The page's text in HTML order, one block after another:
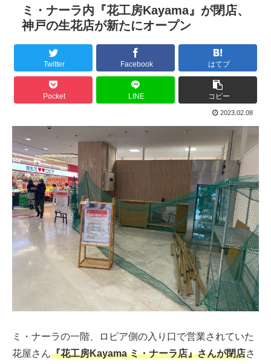
ミ・ナーラ内『花工房Kayama』が閉店、
神戸の生花店が新たにオープン
Twitter Facebook はてブ
Pocket LINE コピー
2023.02.08
ミ・ナーラの一階、ロピア側の入り口で営業されていた
花屋さん『花工房Kayama ミ・ナーラ店』さんが閉店さ